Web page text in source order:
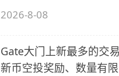
2)
2026-8-08
Gate大门上新最多的交
新币空投奖励、数量有